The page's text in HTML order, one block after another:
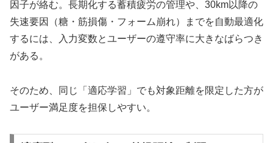
因子が絡む。長期化する蓄積疲労の管理や、30km以降の
失速要因（糖・筋損傷・フォーム崩れ）までを自動最適化
するには、入力変数とユーザーの遵守率に大きなばらつき
がある。
そのため、同じ「適応学習」でも対象距離を限定した方が
ユーザー満足度を担保しやすい。